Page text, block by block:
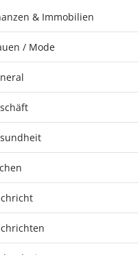
& Immobilien
/ Mode